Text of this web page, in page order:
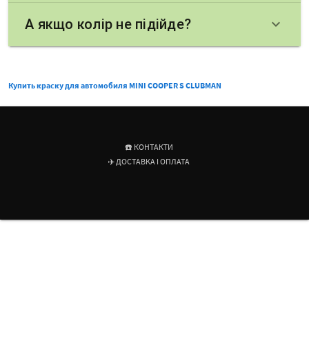
А якщо колір не підійде? keyboard_arrow_down
Купить краску для автомобиля MINI COOPER S CLUBMAN
☎️ КОНТАКТИ
✈️ ДОСТАВКА І ОПЛАТА